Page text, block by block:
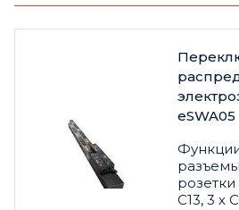
eSWA05
розетки
C13, 3 х